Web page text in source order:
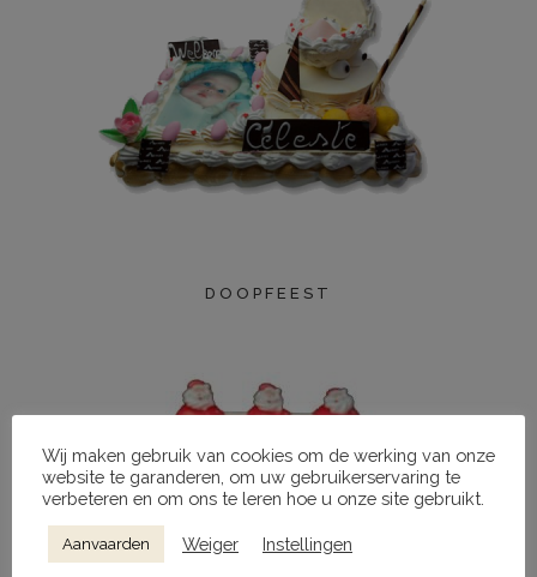
DOOPFEEST
Wij maken gebruik van cookies om de werking van onze
website te garanderen, om uw gebruikerservaring te
verbeteren en om ons te leren hoe u onze site gebruikt.
Aanvaarden Weiger Instellingen